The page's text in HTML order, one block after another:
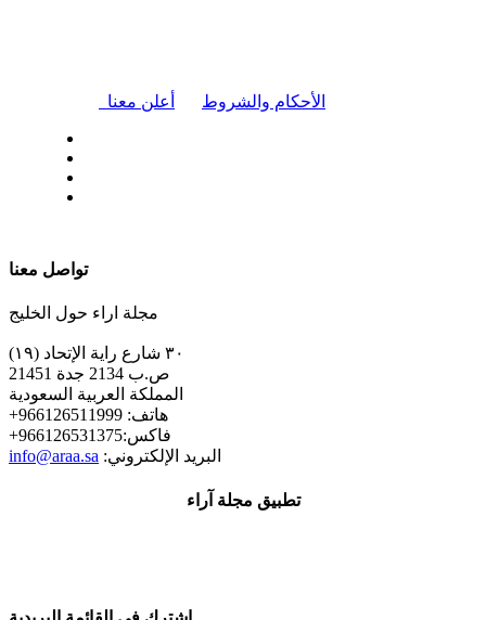
أعلن معنا الأحكام والشروط
تواصل معنا
مجلة اراء حول الخليج
٣٠ شارع راية الإتحاد (١٩)
ص.ب 2134 جدة 21451
المملكة العربية السعودية
+هاتف: 966126511999
+فاكس:966126531375
info@araa.sa :البريد الإلكتروني
تطبيق مجلة آراء